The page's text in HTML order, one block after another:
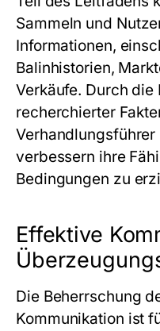
Sammeln und
Informationen,
Balinhistorien,
Verkäufe. Durch die
recherchierter
Verhandlungsführer
verbessern ihre
Bedingungen zu
Effektive
Die Beherrschung
Kommunikation ist